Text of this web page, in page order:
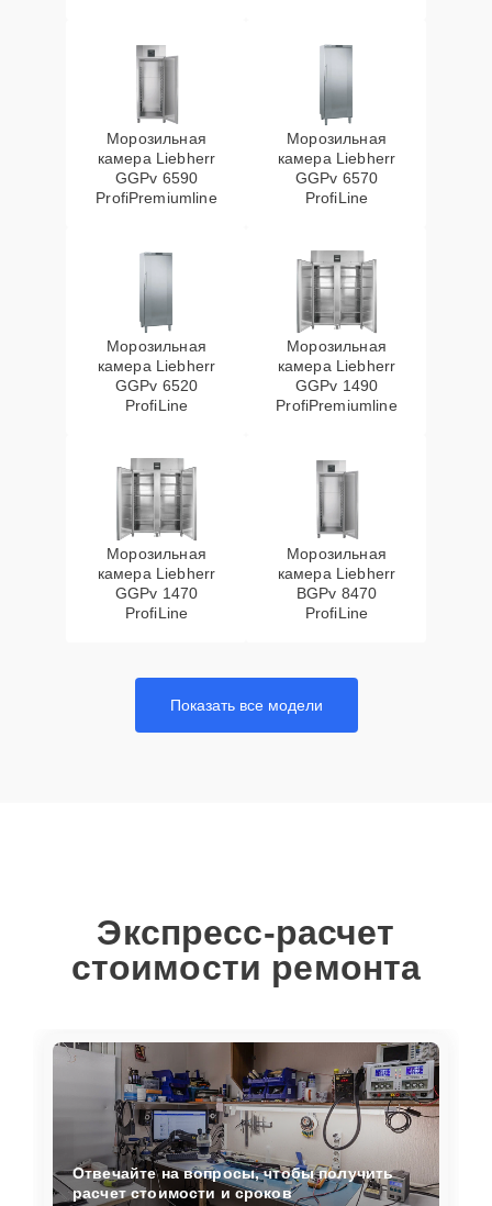
Морозильная
камера Liebherr
GGPv 6590
ProfiPremiumline
Морозильная
камера Liebherr
GGPv 6570
ProfiLine
Морозильная
камера Liebherr
GGPv 6520
ProfiLine
Морозильная
камера Liebherr
GGPv 1490
ProfiPremiumline
Морозильная
камера Liebherr
GGPv 1470
ProfiLine
Морозильная
камера Liebherr
BGPv 8470
ProfiLine
Показать все модели
Экспресс-расчет
стоимости ремонта
Отвечайте на вопросы, чтобы получить
расчет стоимости и сроков